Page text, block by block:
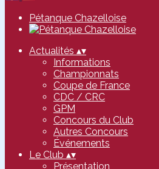
Pétanque Chazelloise
Actualités ▴▾
Informations
Championnats
Coupe de France
CDC / CRC
GPM
Concours du Club
Autres Concours
Événements
Le Club ▴▾
Présentation